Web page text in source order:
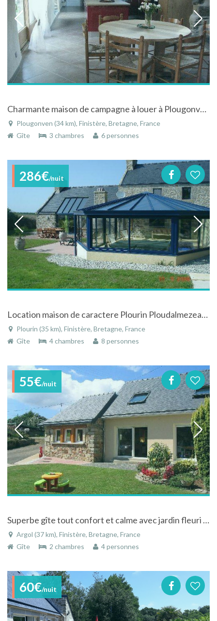
Charmante maison de campagne à louer à Plougonven dans le Finistere
Plougonven (34 km), Finistère, Bretagne, France
Gîte
3 chambres 6 personnes
286€/nuit
Location maison de caractere Plourin Ploudalmezeau Finistere avec piscine privée
Plourin (35 km), Finistère, Bretagne, France
Gîte
4 chambres 8 personnes
55€/nuit
Superbe gîte tout confort et calme avec jardin fleuri - Presqu'ile de Crozon à Argol - Finistère
Argol (37 km), Finistère, Bretagne, France
Gîte
2 chambres 4 personnes
60€/nuit